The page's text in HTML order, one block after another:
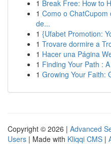
1 Break Free: How to
1 Como o
de...
1 {Ufabet Promotion:
1 Trovare dormire a
1 Hacer una Página
1 Finding Your Path :
1 Growing Your Faith:
Copyright © 2026 | Advanced
Users | Made with Kliqqi CMS |